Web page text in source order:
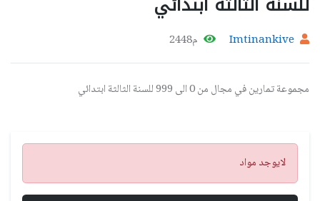
Imtinankive م2448
مجموعة تمارين في مجال من 0 الى 999 للسنة الثالثة ابتدائي
تنبيه
لايوجد مواد